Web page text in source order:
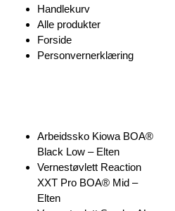
Handlekurv
Alle produkter
Forside
Personvernerklæring
Arbeidssko Kiowa BOA®
Black Low – Elten
Vernestøvlett Reaction
XXT Pro BOA® Mid –
Elten